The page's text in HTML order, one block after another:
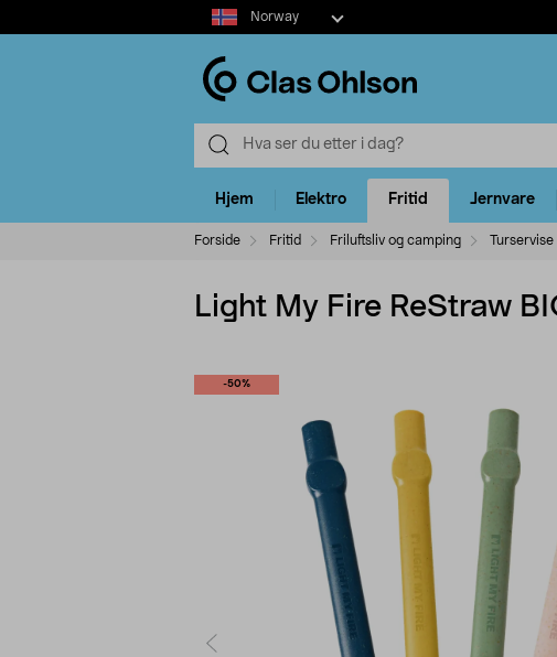
Select
market
Norway
Hjem Elektro Fritid Jernvare
Forside Fritid Friluftsliv og camping Turservise
Light My Fire ReStraw
-50%